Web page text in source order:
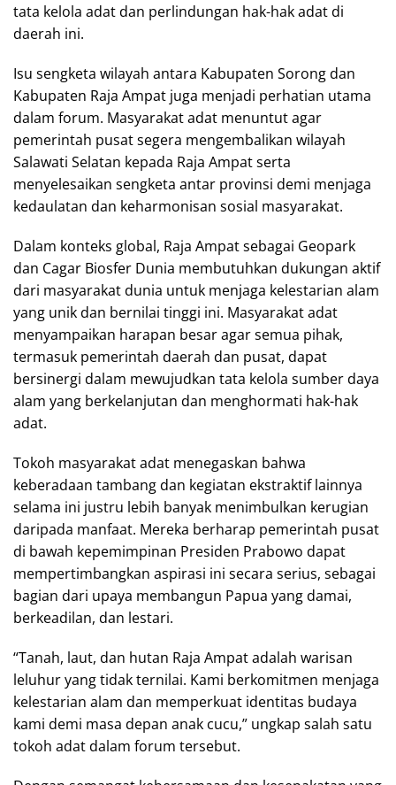
tata kelola adat dan perlindungan hak-hak adat di
daerah ini.
Isu sengketa wilayah antara Kabupaten Sorong dan
Kabupaten Raja Ampat juga menjadi perhatian utama
dalam forum. Masyarakat adat menuntut agar
pemerintah pusat segera mengembalikan wilayah
Salawati Selatan kepada Raja Ampat serta
menyelesaikan sengketa antar provinsi demi menjaga
kedaulatan dan keharmonisan sosial masyarakat.
Dalam konteks global, Raja Ampat sebagai Geopark
dan Cagar Biosfer Dunia membutuhkan dukungan aktif
dari masyarakat dunia untuk menjaga kelestarian alam
yang unik dan bernilai tinggi ini. Masyarakat adat
menyampaikan harapan besar agar semua pihak,
termasuk pemerintah daerah dan pusat, dapat
bersinergi dalam mewujudkan tata kelola sumber daya
alam yang berkelanjutan dan menghormati hak-hak
adat.
Tokoh masyarakat adat menegaskan bahwa
keberadaan tambang dan kegiatan ekstraktif lainnya
selama ini justru lebih banyak menimbulkan kerugian
daripada manfaat. Mereka berharap pemerintah pusat
di bawah kepemimpinan Presiden Prabowo dapat
mempertimbangkan aspirasi ini secara serius, sebagai
bagian dari upaya membangun Papua yang damai,
berkeadilan, dan lestari.
“Tanah, laut, dan hutan Raja Ampat adalah warisan
leluhur yang tidak ternilai. Kami berkomitmen menjaga
kelestarian alam dan memperkuat identitas budaya
kami demi masa depan anak cucu,” ungkap salah satu
tokoh adat dalam forum tersebut.